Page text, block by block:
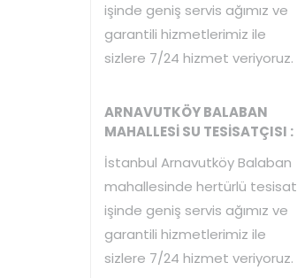
işinde geniş servis ağımız ve
garantili hizmetlerimiz ile
sizlere 7/24 hizmet veriyoruz.
ARNAVUTKÖY BALABAN
MAHALLESİ SU TESİSATÇISI :
İstanbul Arnavutköy Balaban
mahallesinde hertürlü tesisat
işinde geniş servis ağımız ve
garantili hizmetlerimiz ile
sizlere 7/24 hizmet veriyoruz.